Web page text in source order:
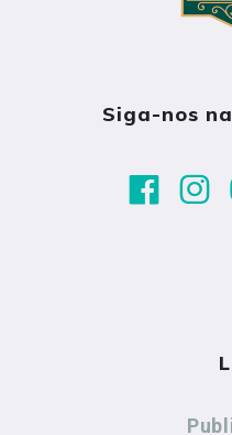
Siga-nos